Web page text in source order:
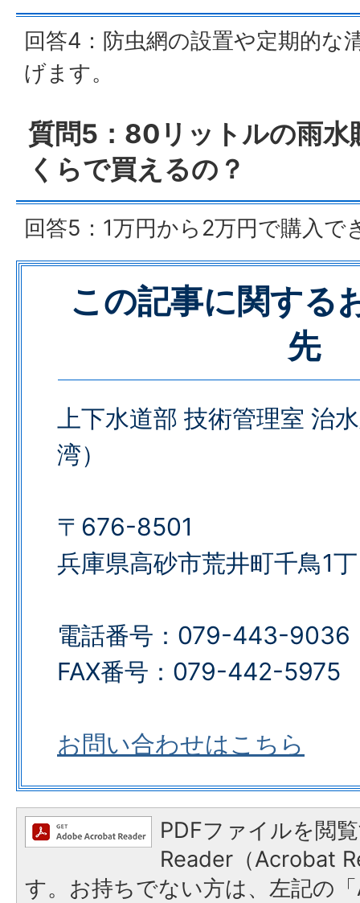
回答4：防虫網の設置や定期的な
げます。
質問5：80リットルの雨水
くらで買えるの？
回答5：1万円から2万円で購入で
この記事に関する
先
上下水道部 技術管理室 治
湾）
〒676-8501
兵庫県高砂市荒井町千鳥1
電話番号：079-443-9036
FAX番号：079-442-5975​​​​​​​
お問い合わせはこちら
PDFファイルを閲
Reader（Acrobat
す。お持ちでない方は、左記の